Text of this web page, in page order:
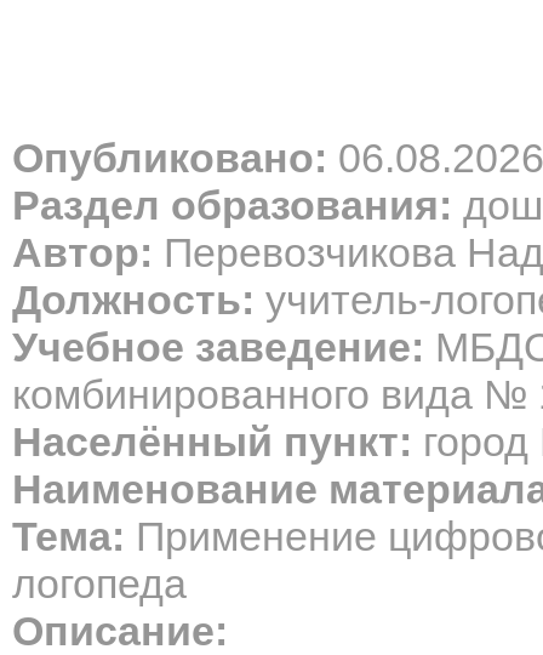
Опубликовано: 06.08.2026
Раздел образования:
Автор: Перевозчикова
Должность: учитель-
Учебное заведение:
комбинированного вида №
Населённый пункт:
Наименование
Тема: Применение
логопеда
Описание: